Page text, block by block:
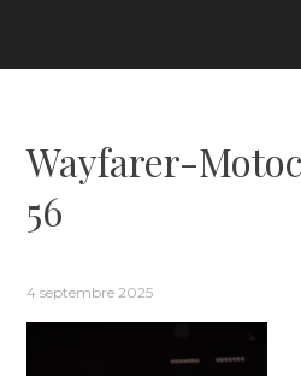
Wayfarer-
56
4 septembre 2025